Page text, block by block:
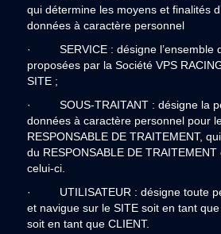
qui détermine les moyens et finalités
données à caractère personnel
· SERVICE : désigne l’ensemble
proposées par la Société VPS
SITE ;
· SOUS-TRAITANT : désigne la
données à caractère personnel pour
RESPONSABLE DE TRAITEMENT,
du RESPONSABLE DE
celui-ci.
· UTILISATEUR : désigne toute
et navigue sur le SITE soit en tant
soit en tant que CLIENT.